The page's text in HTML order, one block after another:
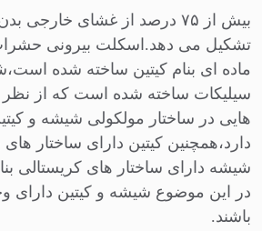
بیش از ۷۵ درصد از غشای
تشکیل می دهد.اسکلت بیرونی
ماده ای بنام کیتین ساخته شده
سیلیکات ساخته شده است که از
هایی در ساختار مولکولی شیشه و
دارد،همچنین کیتین دارای ساختار
شیشه دارای ساختار های کریستالی
در این موضوع شیشه و کیتین
باشند.